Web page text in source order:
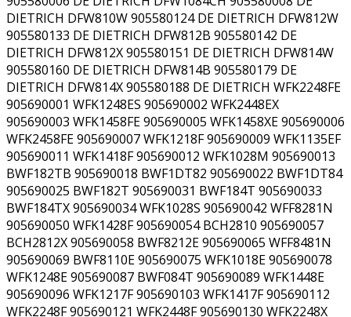
DIETRICH DFW810W 905580124 DE DIETRICH DFW812W
905580133 DE DIETRICH DFW812B 905580142 DE
DIETRICH DFW812X 905580151 DE DIETRICH DFW814W
905580160 DE DIETRICH DFW814B 905580179 DE
DIETRICH DFW814X 905580188 DE DIETRICH WFK2248FE
905690001 WFK1248ES 905690002 WFK2448EX
905690003 WFK1458FE 905690005 WFK1458XE 905690006
WFK2458FE 905690007 WFK1218F 905690009 WFK1135EF
905690011 WFK1418F 905690012 WFK1028M 905690013
BWF182TB 905690018 BWF1DT82 905690022 BWF1DT84
905690025 BWF182T 905690031 BWF184T 905690033
BWF184TX 905690034 WFK1028S 905690042 WFF8281N
905690050 WFK1428F 905690054 BCH2810 905690057
BCH2812X 905690058 BWF8212E 905690065 WFF8481N
905690069 BWF8110E 905690075 WFK1018E 905690078
WFK1248E 905690087 BWF084T 905690089 WFK1448E
905690096 WFK1217F 905690103 WFK1417F 905690112
WFK2248F 905690121 WFK2448F 905690130 WFK2248X